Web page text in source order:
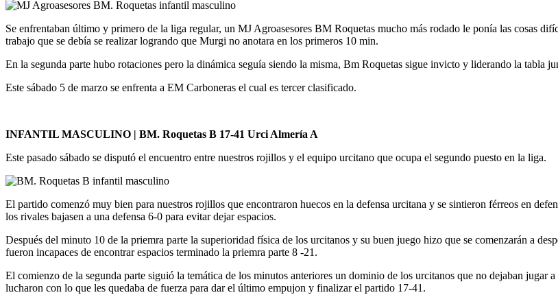
Se enfrentaban último y primero de la liga regular, un MJ Agroasesores BM Roquetas mucho más rodado le ponía las cosas
trabajo que se debía se realizar logrando que Murgi no anotara en los primeros 10 min.
En la segunda parte hubo rotaciones pero la dinámica seguía siendo la misma, Bm Roquetas sigue invicto y liderando la tabla
Este sábado 5 de marzo se enfrenta a EM Carboneras el cual es tercer clasificado.
INFANTIL MASCULINO | BM. Roquetas B 17-41 Urci Almería A
Este pasado sábado se disputó el encuentro entre nuestros rojillos y el equipo urcitano que ocupa el segundo puesto en la liga.
El partido comenzó muy bien para nuestros rojillos que encontraron huecos en la defensa urcitana y se sintieron férreos en
los rivales bajasen a una defensa 6-0 para evitar dejar espacios.
Después del minuto 10 de la priemra parte la superioridad física de los urcitanos y su buen juego hizo que se comenzarán a
fueron incapaces de encontrar espacios terminado la priemra parte 8 -21.
El comienzo de la segunda parte siguió la temática de los minutos anteriores un dominio de los urcitanos que no dejaban jugar
lucharon con lo que les quedaba de fuerza para dar el último empujon y finalizar el partido 17-41.